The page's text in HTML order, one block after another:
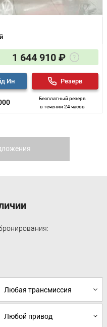
1 644 910 ₽
Ин
Бесплатный резерв
в течении 24 часов
Резерв